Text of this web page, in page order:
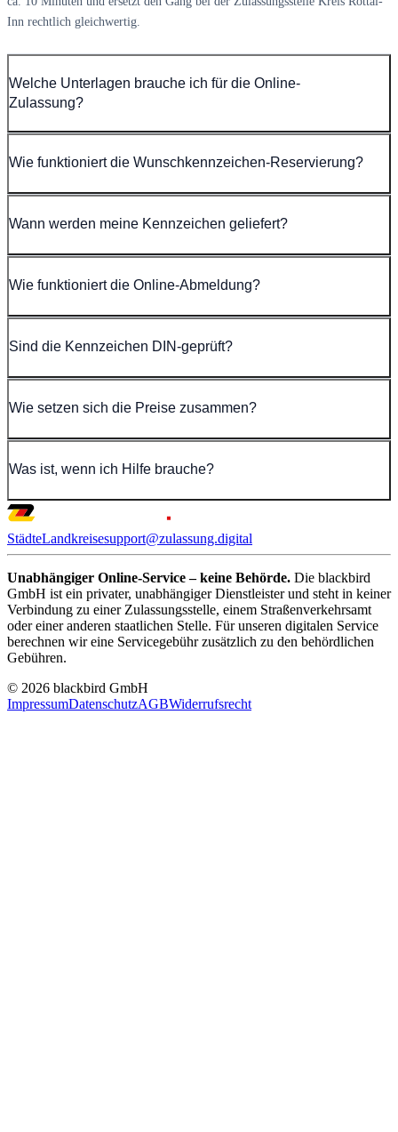
Inn rechtlich gleichwertig.
Welche Unterlagen brauche ich für die Online-
Zulassung?
Wie funktioniert die Wunschkennzeichen-Reservierung?
Wann werden meine Kennzeichen geliefert?
Wie funktioniert die Online-Abmeldung?
Sind die Kennzeichen DIN-geprüft?
Wie setzen sich die Preise zusammen?
Was ist, wenn ich Hilfe brauche?
StädteLandkreisesupport@zulassung.digital
Unabhängiger Online-Service – keine Behörde. Die blackbird
GmbH ist ein privater, unabhängiger Dienstleister und steht in keiner
Verbindung zu einer Zulassungsstelle, einem Straßenverkehrsamt
oder einer anderen staatlichen Stelle. Für unseren digitalen Service
berechnen wir eine Servicegebühr zusätzlich zu den behördlichen
Gebühren.
© 2026 blackbird GmbH
ImpressumDatenschutzAGBWiderrufsrecht